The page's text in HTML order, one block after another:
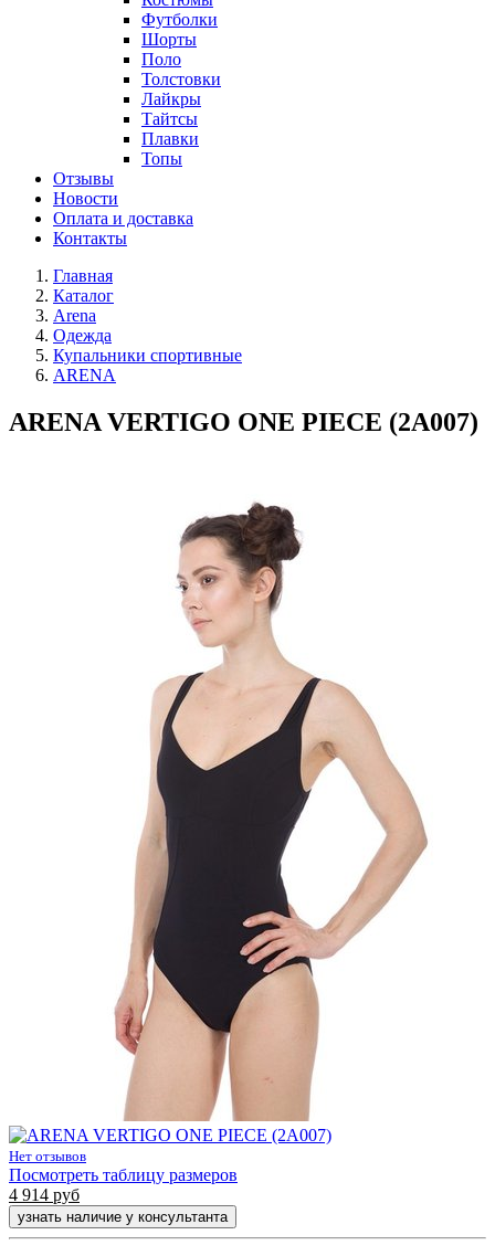
Футболки
Шорты
Поло
Толстовки
Лайкры
Тайтсы
Плавки
Топы
Отзывы
Новости
Оплата и доставка
Контакты
Главная
Каталог
Arena
Одежда
Купальники спортивные
ARENA
ARENA VERTIGO ONE PIECE (2A007)
Нет отзывов
Посмотреть таблицу размеров
4 914 руб
узнать наличие у консультанта